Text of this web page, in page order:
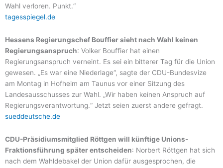
Wahl verloren. Punkt.“
tagesspiegel.de
Hessens Regierungschef Bouffier sieht nach Wahl keinen
Regierungsanspruch: Volker Bouffier hat einen
Regierungsanspruch verneint. Es sei ein bitterer Tag für die Union
gewesen. „Es war eine Niederlage“, sagte der CDU-Bundesvize
am Montag in Hofheim am Taunus vor einer Sitzung des
Landesausschusses zur Wahl. „Wir haben keinen Anspruch auf
Regierungsverantwortung.“ Jetzt seien zuerst andere gefragt.
sueddeutsche.de
CDU-Präsidiumsmitglied Röttgen will künftige Unions-
Fraktionsführung später entscheiden: Norbert Röttgen hat sich
nach dem Wahldebakel der Union dafür ausgesprochen, die